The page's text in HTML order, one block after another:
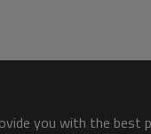
you with the best